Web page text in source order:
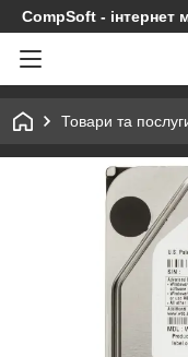
CompSoft - інтернет
Товари та